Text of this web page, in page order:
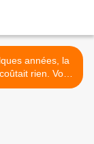
années, la
rien. Vous
pas